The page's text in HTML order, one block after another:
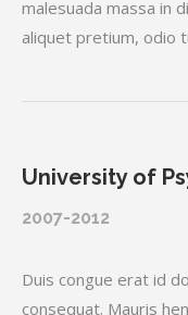
malesuada massa in
aliquet pretium, odio
University of
2007-2012
Duis congue erat id
consequat. Mauris